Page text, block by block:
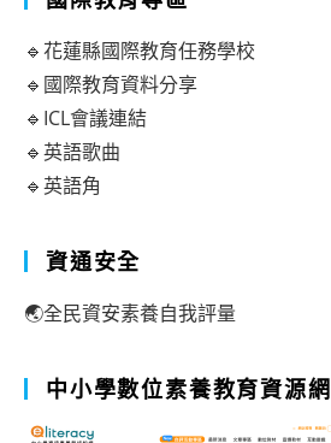
🔹花蓮縣國際教育任務學校
🔹國際教育資料分享
🔹ICL會議連結
🔹英語歌曲
🔹英語角
資通安全
🌏全民資安素養自我評量
中小學數位素養教育資源網